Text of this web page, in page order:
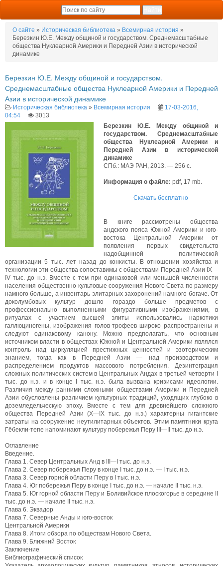
О сайте » Историческая библиотека » Всемирная история »
Березкин Ю.Е. Между общиной и государством. Среднемасштабные
общества Нуклеарной Америки и Передней Азии в исторической
динамике
Березкин Ю.Е. Между общиной и государством.
Среднемасштабные общества Нуклеарной Америки и Передней
Азии в исторической динамике
Историческая библиотека » Всемирная история
17-03-2016,
04:54
3013
Березкин Ю.Е. Между общиной и
государством. Среднемасштабные
общества Нуклеарной Америки и
Передней Азии в исторической
динамике
СПб.: МАЭ РАН, 2013. — 256 с.
Информация о файле: pdf, 17 mb.
Скачать бесплатно
В книге рассмотрены общества
андского пояса Южной Америки и юго-
востока Центральной Америки от
появления первых свидетельств
надобщинной политической
организации 5 тыс. лет назад до конкисты. В отношении хозяйства и
технологии эти общества сопоставимы с обществами Передней Азии IX—
IV тыс. до н.э. Вместе с тем при одинаковой или меньшей численности
населения общественно-культовые сооружения Нового Света по размеру
намного больше, а инвентарь элитарных захоронений намного богаче. От
доколумбовых культур дошло гораздо больше предметов с
профессионально выполненными фигуративными изображениями, в
ритуалах с участием высшей элиты использовались наркотики
галлюциногены, изображения голов-трофеев широко распространены и
следуют одинаковому канону. Можно предполагать, что основным
источником власти в обществах Южной и Центральной Америки являлся
контроль над циркуляцией престижных ценностей и эзотерическим
знанием, тогда как в Передней Азии — над производством и
распределением продуктов массового потребления. Дезинтеграция
сложных политических систем в Центральных Андах в третьей четверти I
тыс. до н.э. и в конце I тыс. н.э. была вызвана кризисами идеологии.
Различия между ранними сложными обществами Америки и Передней
Азии обусловлены различием культурных традиций, уходящих глубоко в
доземледельческую эпоху. Вместе с тем для древнейшего сложного
общества Передней Азии (X—IX тыс. до н.э.) характерны гигантские
затраты на сооружение неутилитарных объектов. Этим памятники круга
Гёбекли-тепе напоминают культуру побережья Перу III—II тыс. до н.э.
Оглавление
Введение.
Глава 1. Север Центральных Анд в III—I тыс. до н.э.
Глава 2. Север побережья Перу в конце I тыс. до н.э. — I тыс. н.э.
Глава 3. Север горной области Перу в I тыс. н.э.
Глава 4. Юг побережья Перу в конце I тыс. до н.э. — начале II тыс. н.э.
Глава 5. Юг горной области Перу и Боливийское плоскогорье в середине II
тыс. до н.э. — начале II тыс. н.э.
Глава 6. Эквадор
Глава 7. Северные Анды и юго-восток
Центральной Америки
Глава 8. Итоги обзора по обществам Нового Света.
Глава 9. Ближний Восток
Заключение
Библиографический список